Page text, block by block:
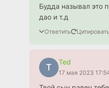
Будда называл это
дао и т.д
Ответить Цитировать
T
Ted
17 мая 2023